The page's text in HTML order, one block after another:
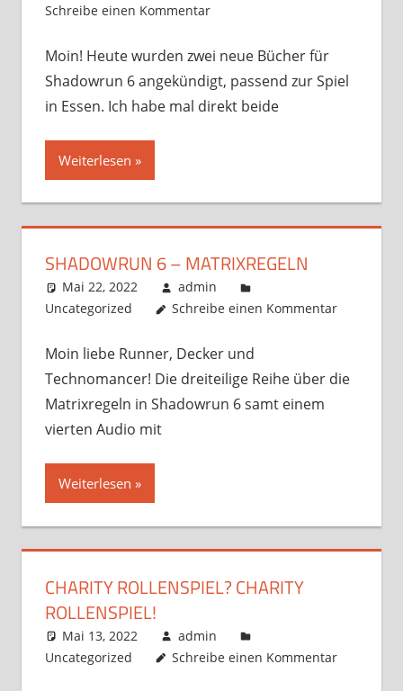
Schreibe einen Kommentar
Moin! Heute wurden zwei neue Bücher für
Shadowrun 6 angekündigt, passend zur Spiel
in Essen. Ich habe mal direkt beide
Weiterlesen
SHADOWRUN 6 – MATRIXREGELN
Mai 22, 2022
admin
Uncategorized
Schreibe einen Kommentar
Moin liebe Runner, Decker und
Technomancer! Die dreiteilige Reihe über die
Matrixregeln in Shadowrun 6 samt einem
vierten Audio mit
Weiterlesen
CHARITY ROLLENSPIEL? CHARITY
ROLLENSPIEL!
Mai 13, 2022
admin
Uncategorized
Schreibe einen Kommentar